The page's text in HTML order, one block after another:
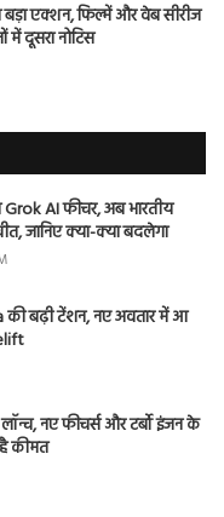
एक्शन, फिल्में और वेब सीरीज
में दूसरा नोटिस
AI फीचर, अब भारतीय
जानिए क्या-क्या बदलेगा
बढ़ी टेंशन, नए अवतार में आ
नए फीचर्स और टर्बो इंजन के
कीमत